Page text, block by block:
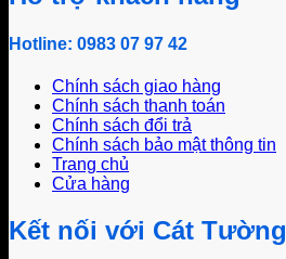
Hotline: 0983 07 97 42
Chính sách giao hàng
Chính sách thanh toán
Chính sách đổi trả
Chính sách bảo mật thông tin
Trang chủ
Cửa hàng
Kết nối với Cát Tường